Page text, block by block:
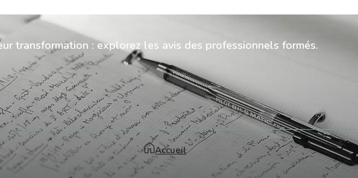
Accueil
transformation : explorez les avis des professionnels formés.